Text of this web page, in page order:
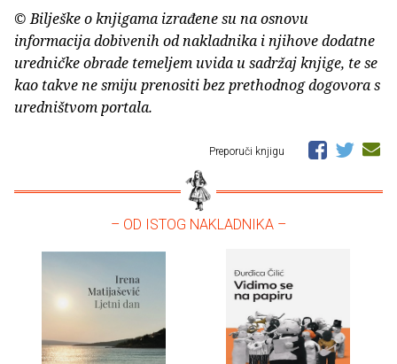
© Bilješke o knjigama izrađene su na osnovu
informacija dobivenih od nakladnika i njihove dodatne
uredničke obrade temeljem uvida u sadržaj knjige, te se
kao takve ne smiju prenositi bez prethodnog dogovora s
uredništvom portala.
Preporuči knjigu
– OD ISTOG NAKLADNIKA –